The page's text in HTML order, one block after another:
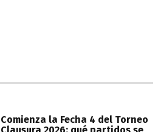
Comienza la Fecha 4 del Torneo